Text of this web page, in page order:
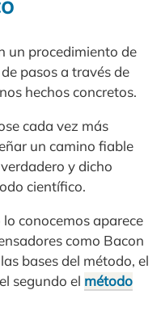
un procedimiento de
pasos a través de
hechos concretos.
cada vez más
un camino fiable
y dicho
científico.
conocemos aparece
como Bacon
bases del método, el
segundo el método